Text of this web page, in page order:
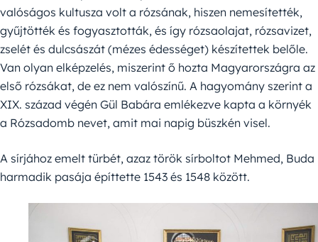
valóságos kultusza volt a rózsának, hiszen nemesítették,
gyűjtötték és fogyasztották, és így rózsaolajat, rózsavizet,
zselét és dulcsászát (mézes édességet) készítettek belőle.
Van olyan elképzelés, miszerint ő hozta Magyarországra az
első rózsákat, de ez nem valószínű. A hagyomány szerint a
XIX. század végén Gül Babára emlékezve kapta a környék
a Rózsadomb nevet, amit mai napig büszkén visel.
A sírjához emelt türbét, azaz török sírboltot Mehmed, Buda
harmadik pasája építtette 1543 és 1548 között.